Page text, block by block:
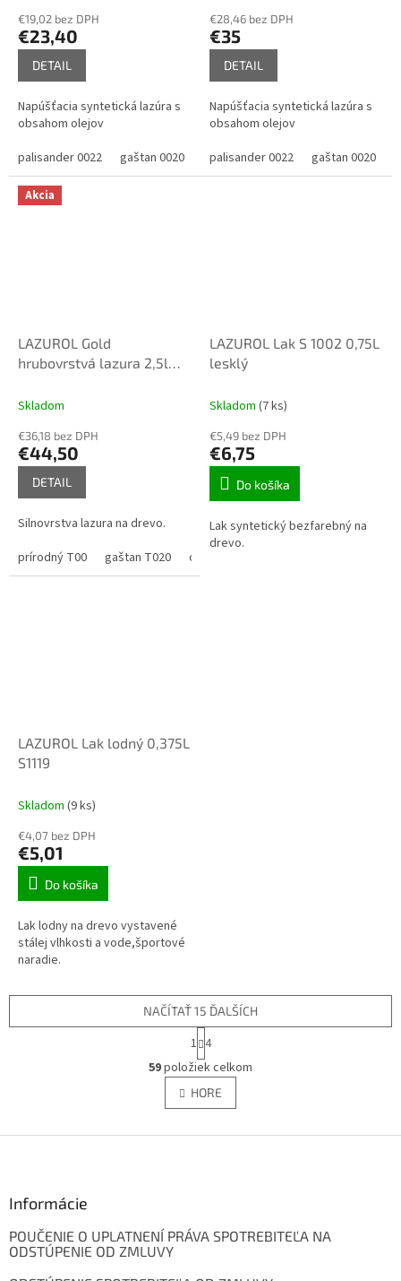
€19,02 bez DPH
€23,40
DETAIL
Napúšťacia syntetická lazúra s
obsahom olejov
palisander 0022
gaštan 0020 pínia 0060 mahagón 0080 orech
€28,46 bez DPH
€35
DETAIL
Napúšťacia syntetická lazúra s
obsahom olejov
palisander 0022
gaštan 0020
Akcia
LAZUROL Gold
hrubovrstvá lazura 2,5l
Skladom
€36,18 bez DPH
€44,50
DETAIL
Silnovrstva lazura na drevo.
prírodný T00
gaštan T020 orech T021
LAZUROL Lak S 1002 0,75L
lesklý
Skladom (7 ks)
€5,49 bez DPH
€6,75
Do košíka
Lak syntetický bezfarebný na
drevo.
LAZUROL Lak lodný 0,375L
S1119
Skladom (9 ks)
€4,07 bez DPH
€5,01
Do košíka
Lak lodny na drevo vystavené
stálej vlhkosti a vode,športové
naradie.
O
v
l
á
r
v
NAČÍTAŤ 15 ĎALŠÍCH
S
t
r
á
n
k
v
1 4
59položiek celkom
HORE
Informácie
POUČENIE O UPLATNENÍ PRÁVA SPOTREBITEĽA NA
ODSTÚPENIE OD ZMLUVY